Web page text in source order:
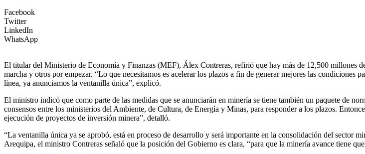
Facebook
Twitter
LinkedIn
WhatsApp
El titular del Ministerio de Economía y Finanzas (MEF), Álex Contreras, refirió que hay más de 12,500 millones
marcha y otros por empezar. “Lo que necesitamos es acelerar los plazos a fin de generar mejores las condiciones
línea, ya anunciamos la ventanilla única”, explicó.
El ministro indicó que como parte de las medidas que se anunciarán en minería se tiene también un paquete de
consensos entre los ministerios del Ambiente, de Cultura, de Energía y Minas, para responder a los plazos.
ejecución de proyectos de inversión minera”, detalló.
“La ventanilla única ya se aprobó, está en proceso de desarrollo y será importante en la consolidación del sector
Arequipa, el ministro Contreras señaló que la posición del Gobierno es clara, “para que la minería avance tiene